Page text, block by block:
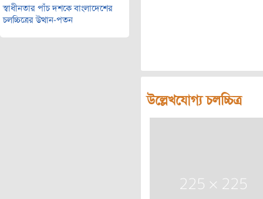
স্বাধীনতার পাঁচ দশকে বাংলাদেশের
চলচ্চিত্রের উত্থান-পতন
উল্লেখযোগ্য চলচ্চিত্র